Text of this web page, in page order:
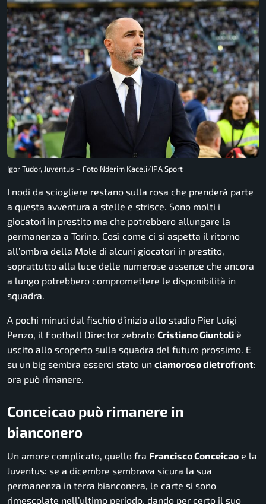
Igor Tudor, Juventus – Foto Nderim Kaceli/IPA Sport
I nodi da sciogliere restano sulla rosa che prenderà parte
a questa avventura a stelle e strisce. Sono molti i
giocatori in prestito ma che potrebbero allungare la
permanenza a Torino. Così come ci si aspetta il ritorno
all’ombra della Mole di alcuni giocatori in prestito,
soprattutto alla luce delle numerose assenze che ancora
a lungo potrebbero compromettere le disponibilità in
squadra.
A pochi minuti dal fischio d’inizio allo stadio Pier Luigi
Penzo, il Football Director zebrato Cristiano Giuntoli è
uscito allo scoperto sulla squadra del futuro prossimo. E
su un big sembra esserci stato un clamoroso dietrofront:
ora può rimanere.
Conceicao può rimanere in
bianconero
Un amore complicato, quello fra Francisco Conceicao e la
Juventus: se a dicembre sembrava sicura la sua
permanenza in terra bianconera, le carte si sono
rimescolate nell’ultimo periodo, dando per certo il suo